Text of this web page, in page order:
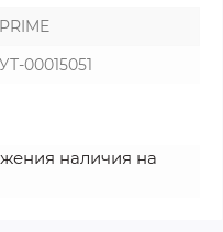
PRIME
УТ-00015051
наличия на